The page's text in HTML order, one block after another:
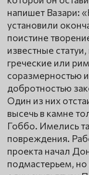
напишет Вазари:
установили
поистине
известные
греческие или
соразмерностью
добротностью
Один из них
высечь в камне
Гоббо. Имелись
повреждения.
проекта начал
подмастерьем, но